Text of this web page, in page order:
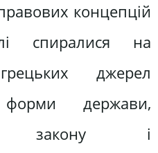
концепцій
спиралися на
джерел
держави,
закону і